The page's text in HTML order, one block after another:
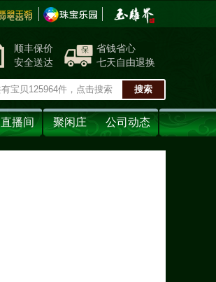
顺丰保价
安全送达
省钱省心
七天自由退换
直播间 聚闲庄 公司动态